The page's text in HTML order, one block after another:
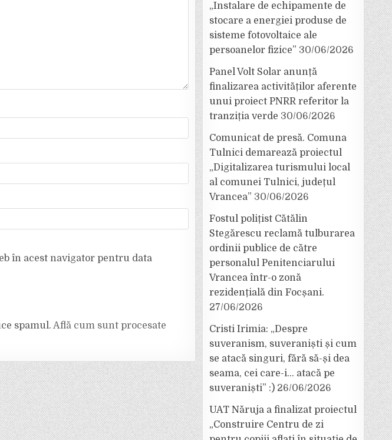
în acest navigator pentru data
spamul. Află cum sunt procesate
„Instalare de echipamente de
stocare a energiei produse de
sisteme fotovoltaice ale
persoanelor fizice” 30/06/2026
Panel Volt Solar anunță
finalizarea activităților aferente
unui proiect PNRR referitor la
tranziția verde 30/06/2026
Comunicat de presă. Comuna
Tulnici demarează proiectul
„Digitalizarea turismului local
al comunei Tulnici, județul
Vrancea” 30/06/2026
Fostul polițist Cătălin
Stegărescu reclamă tulburarea
ordinii publice de către
personalul Penitenciarului
Vrancea într-o zonă
rezidențială din Focșani.
27/06/2026
Cristi Irimia: „Despre
suveranism, suveraniști și cum
se atacă singuri, fără să-și dea
seama, cei care-i… atacă pe
suveraniști” :) 26/06/2026
UAT Năruja a finalizat proiectul
„Construire Centru de zi